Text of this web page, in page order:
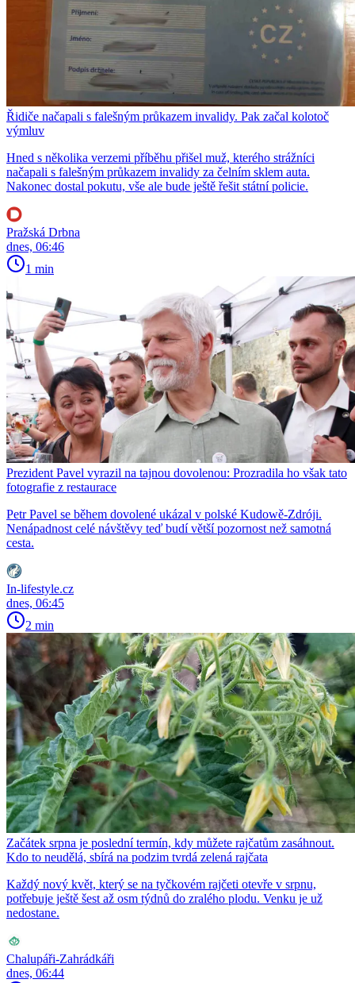
Řidiče načapali s falešným průkazem invalidy. Pak začal kolotoč
výmluv
Hned s několika verzemi příběhu přišel muž, kterého strážníci
načapali s falešným průkazem invalidy za čelním sklem auta.
Nakonec dostal pokutu, vše ale bude ještě řešit státní policie.
Pražská Drbna
dnes, 06:46
1 min
Prezident Pavel vyrazil na tajnou dovolenou: Prozradila ho však tato
fotografie z restaurace
Petr Pavel se během dovolené ukázal v polské Kudowě-Zdróji.
Nenápadnost celé návštěvy teď budí větší pozornost než samotná
cesta.
In-lifestyle.cz
dnes, 06:45
2 min
Začátek srpna je poslední termín, kdy můžete rajčatům zasáhnout.
Kdo to neudělá, sbírá na podzim tvrdá zelená rajčata
Každý nový květ, který se na tyčkovém rajčeti otevře v srpnu,
potřebuje ještě šest až osm týdnů do zralého plodu. Venku je už
nedostane.
Chalupáři-Zahrádkáři
dnes, 06:44